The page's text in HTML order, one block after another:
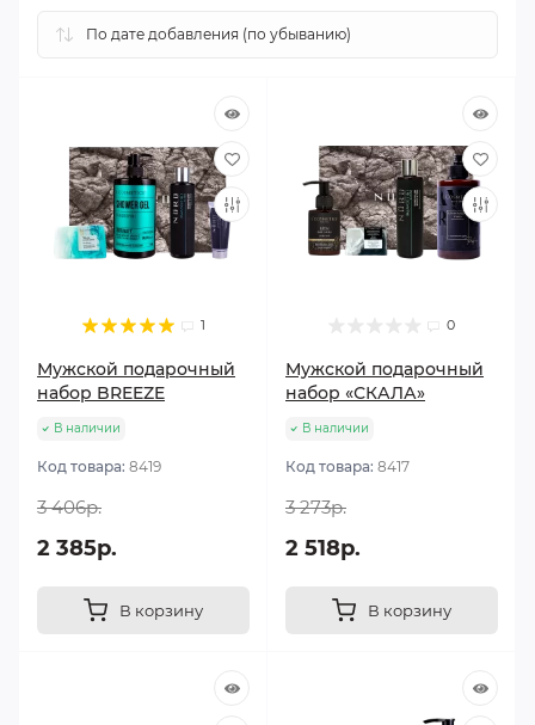
1
Мужской подарочный
набор BREEZE
В наличии
Код товара: 8419
3 406р.
2 385р.
В корзину
0
Мужской подарочный
набор «СКАЛА»
В наличии
Код товара: 8417
3 273р.
2 518р.
В корзину